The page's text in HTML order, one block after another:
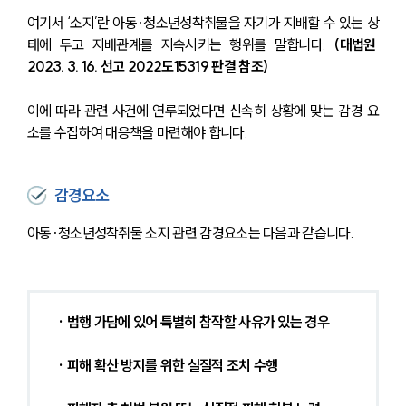
오시는 길
글로벌 파트너 로펌
고객의 소리
통합검색
업무사례
법률지식인
여기서 ‘소지’란 아동·청소년성착취물을 자기가 지배할 수 있는 상
태에 두고 지배관계를 지속시키는 행위를 말합니다. (대법원
2023. 3. 16. 선고 2022도15319 판결 참조)
이에 따라 관련 사건에 연루되었다면 신속히 상황에 맞는 감경 요
소를 수집하여 대응책을 마련해야 합니다.
감경요소
아동·청소년성착취물 소지 관련 감경요소는 다음과 같습니다.
· 범행 가담에 있어 특별히 참작할 사유가 있는 경우
· 피해 확산 방지를 위한 실질적 조치 수행